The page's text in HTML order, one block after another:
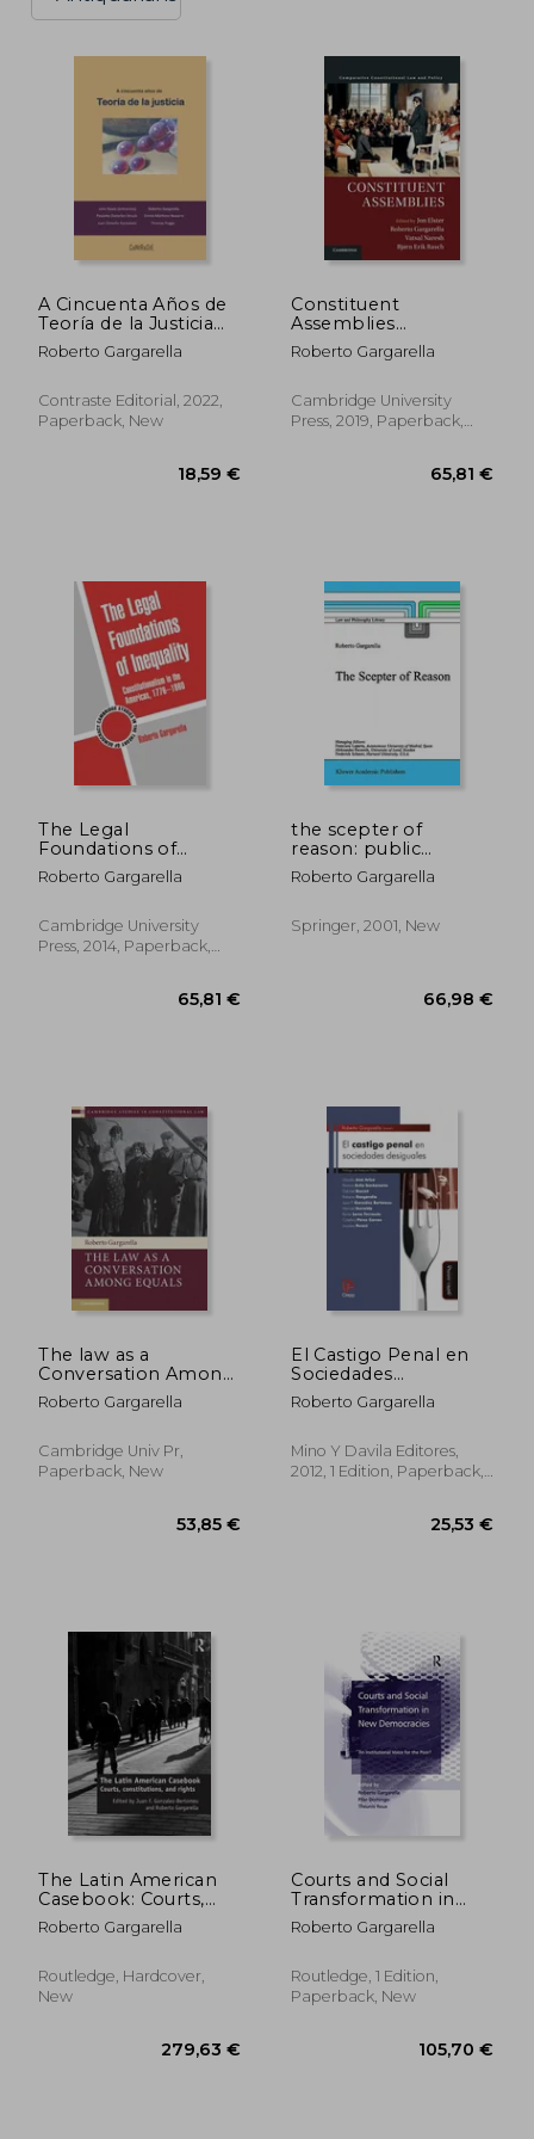
de poder poco democráticas. Su
impacto sostenido en el debate público y
académico, consolidándolo como una de
las voces más relevantes del
constitucionalismo crítico en la región.
A Cincuenta Años de
Teoría de la Justicia
(Spanish Edition) (in
Spanish)
Roberto Gargarella
Contraste Editorial, 2022,
Paperback, New
Constituent
Assemblies
(Comparative
Constitutional law
Roberto Gargarella
Cambridge University
Press, 2019, Paperback,
The Legal
Foundations of
Inequality
(Cambridge Studies in
Democracy)
Roberto Gargarella
Cambridge University
Press, 2014, Paperback,
65,81 €
the scepter of
reason: public
discussion and
political radicalism in
constitutionalism
Roberto Gargarella
Springer, 2001, New
The law as a
Conversation Among
Equals (Cambridge
Studies in
Roberto Gargarella
Cambridge Univ Pr,
Paperback, New
53,85 €
El Castigo Penal en
Sociedades
Desiguales (in
Spanish)
Roberto Gargarella
Mino Y Davila Editores,
2012, 1 Edition, Paperback,
The Latin American
Casebook: Courts,
Constitutions, and
Rights
Roberto Gargarella
Routledge, Hardcover,
New
Courts and Social
Transformation in
new Democracies: An
Institutional Voice for
Roberto Gargarella
Routledge, 1 Edition,
Paperback, New